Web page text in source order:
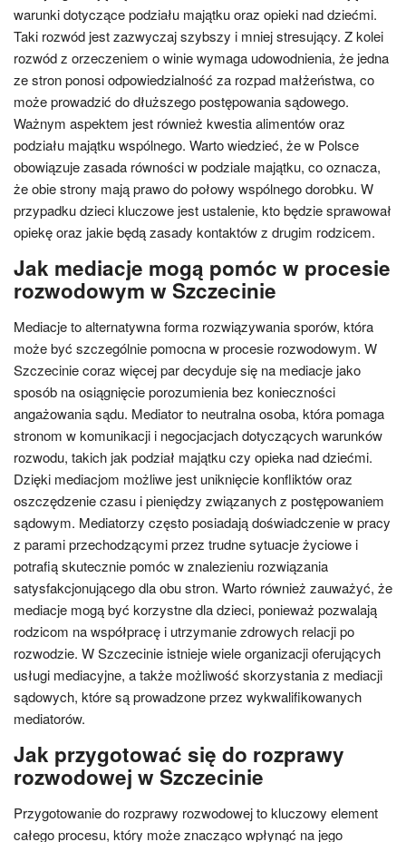
warunki dotyczące podziału majątku oraz opieki nad dziećmi.
Taki rozwód jest zazwyczaj szybszy i mniej stresujący. Z kolei
rozwód z orzeczeniem o winie wymaga udowodnienia, że jedna
ze stron ponosi odpowiedzialność za rozpad małżeństwa, co
może prowadzić do dłuższego postępowania sądowego.
Ważnym aspektem jest również kwestia alimentów oraz
podziału majątku wspólnego. Warto wiedzieć, że w Polsce
obowiązuje zasada równości w podziale majątku, co oznacza,
że obie strony mają prawo do połowy wspólnego dorobku. W
przypadku dzieci kluczowe jest ustalenie, kto będzie sprawował
opiekę oraz jakie będą zasady kontaktów z drugim rodzicem.
Jak mediacje mogą pomóc w procesie
rozwodowym w Szczecinie
Mediacje to alternatywna forma rozwiązywania sporów, która
może być szczególnie pomocna w procesie rozwodowym. W
Szczecinie coraz więcej par decyduje się na mediacje jako
sposób na osiągnięcie porozumienia bez konieczności
angażowania sądu. Mediator to neutralna osoba, która pomaga
stronom w komunikacji i negocjacjach dotyczących warunków
rozwodu, takich jak podział majątku czy opieka nad dziećmi.
Dzięki mediacjom możliwe jest uniknięcie konfliktów oraz
oszczędzenie czasu i pieniędzy związanych z postępowaniem
sądowym. Mediatorzy często posiadają doświadczenie w pracy
z parami przechodzącymi przez trudne sytuacje życiowe i
potrafią skutecznie pomóc w znalezieniu rozwiązania
satysfakcjonującego dla obu stron. Warto również zauważyć, że
mediacje mogą być korzystne dla dzieci, ponieważ pozwalają
rodzicom na współpracę i utrzymanie zdrowych relacji po
rozwodzie. W Szczecinie istnieje wiele organizacji oferujących
usługi mediacyjne, a także możliwość skorzystania z mediacji
sądowych, które są prowadzone przez wykwalifikowanych
mediatorów.
Jak przygotować się do rozprawy
rozwodowej w Szczecinie
Przygotowanie do rozprawy rozwodowej to kluczowy element
całego procesu, który może znacząco wpłynąć na jego